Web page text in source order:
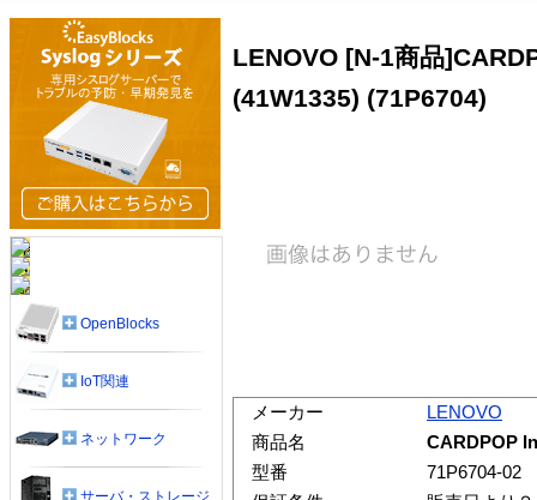
LENOVO [N-1商品
(41W1335) (71P6704)
メーカー
LENOVO
商品名
CARDPOP
型番
71P6704-02
OpenBlocks
IoT関連
ネットワーク
サーバ・ストレージ